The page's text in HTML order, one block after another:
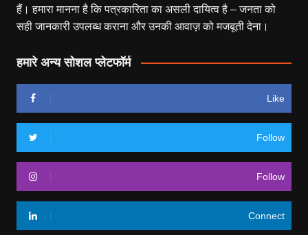
हैं। हमारा मानना है कि पत्रकारिता का असली दायित्व है – जनता को
सही जानकारी उपलब्ध कराना और उनकी आवाज़ को मजबूती देना।
हमारे अन्य सोशल प्लेटफॉर्म
Like
Follow
Follow
Connect